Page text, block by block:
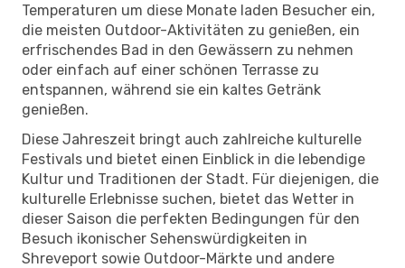
Temperaturen um diese Monate laden Besucher ein,
die meisten Outdoor-Aktivitäten zu genießen, ein
erfrischendes Bad in den Gewässern zu nehmen
oder einfach auf einer schönen Terrasse zu
entspannen, während sie ein kaltes Getränk
genießen.
Diese Jahreszeit bringt auch zahlreiche kulturelle
Festivals und bietet einen Einblick in die lebendige
Kultur und Traditionen der Stadt. Für diejenigen, die
kulturelle Erlebnisse suchen, bietet das Wetter in
dieser Saison die perfekten Bedingungen für den
Besuch ikonischer Sehenswürdigkeiten in
Shreveport sowie Outdoor-Märkte und andere